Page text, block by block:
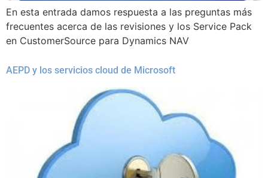
En esta entrada damos respuesta a las preguntas más
frecuentes acerca de las revisiones y los Service Pack
en CustomerSource para Dynamics NAV
AEPD y los servicios cloud de Microsoft